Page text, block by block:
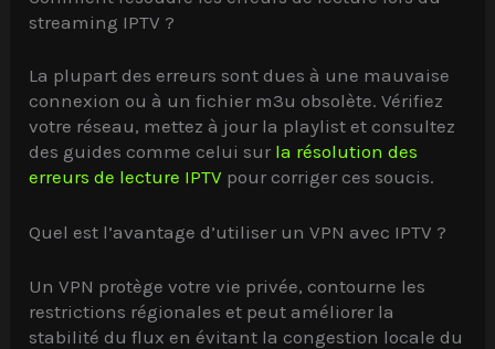
streaming IPTV ?
La plupart des erreurs sont dues à une mauvaise
connexion ou à un fichier m3u obsolète. Vérifiez
votre réseau, mettez à jour la playlist et consultez
des guides comme celui sur la résolution des
erreurs de lecture IPTV pour corriger ces soucis.
Quel est l’avantage d’utiliser un VPN avec IPTV ?
Un VPN protège votre vie privée, contourne les
restrictions régionales et peut améliorer la
stabilité du flux en évitant la congestion locale du